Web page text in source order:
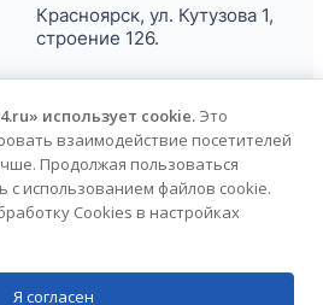
Красноярск, ул. Кутузова 1,
строение 126.
Политика обработки
персональных данных
использует cookie. Это
взаимодействие посетителей
Продолжая пользоваться
с использованием файлов cookie.
Cookies в настройках
Я согласен